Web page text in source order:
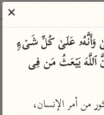
الشرعي
معاجم
✕